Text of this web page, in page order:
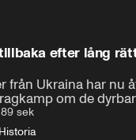
efter lång
från Ukraina har nu
om de
89 sek
Historia